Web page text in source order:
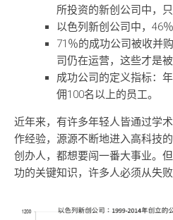
所投资的新创公司中，
以色列新创公司中，46
71％的成功公司被收并
司仍在运营，这些才是
成功公司的定义指标：
佣100名以上的员工。
近年来，有许多年轻人皆通过学
作经验，源源不断地进入高科技
创办人，都想要闯一番大事业。
功的关键知识，许多人必须从失